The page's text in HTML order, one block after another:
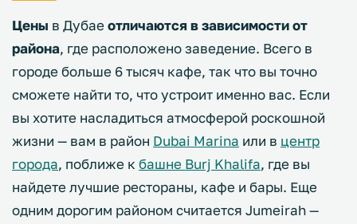
Цены в Дубае отличаются в зависимости от
района, где расположено заведение. Всего в
городе больше 6 тысяч кафе, так что вы точно
сможете найти то, что устроит именно вас. Если
вы хотите насладиться атмосферой роскошной
жизни — вам в район Dubai Marina или в центр
города, поближе к башне Burj Khalifa, где вы
найдете лучшие рестораны, кафе и бары. Еще
одним дорогим районом считается Jumeirah —